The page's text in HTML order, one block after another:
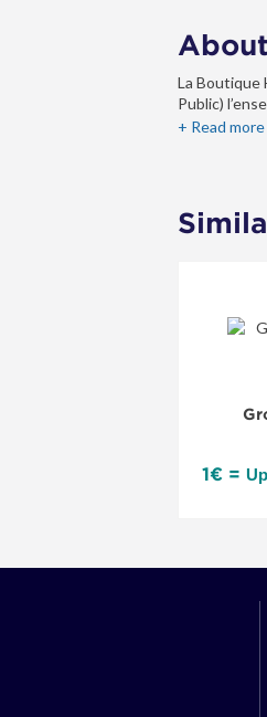
La Boutique
Public)
+ Read more
1€ =